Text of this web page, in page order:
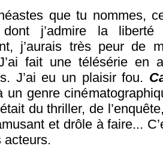
que tu nommes,
j’admire la liberté
j’aurais très peur de
fait une télésérie en
J’ai eu un plaisir fou.
un genre
du thriller, de
et drôle à faire...
acteurs.